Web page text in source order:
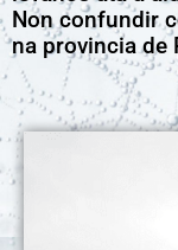
Non confundir
na provincia de